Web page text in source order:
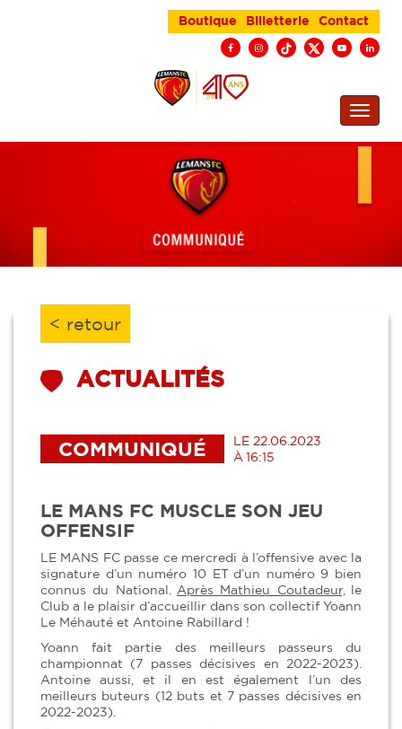
Boutique Billetterie Contact
< retour
ACTUALITÉS
COMMUNIQUÉ
LE 22.06.2023
À 16:15
LE MANS FC MUSCLE SON JEU
OFFENSIF
LE MANS FC passe ce mercredi à l’offensive avec la
signature d’un numéro 10 ET d’un numéro 9 bien
connus du National. Après Mathieu Coutadeur,le
Club a le plaisir d’accueillir dans son collectif Yoann
Le Méhauté et Antoine Rabillard !
Yoann fait partie des meilleurs passeurs du
championnat (7 passes décisives en 2022-2023).
Antoine aussi, et il en est également l’un des
meilleurs buteurs (12 buts et 7 passes décisives en
2022-2023).